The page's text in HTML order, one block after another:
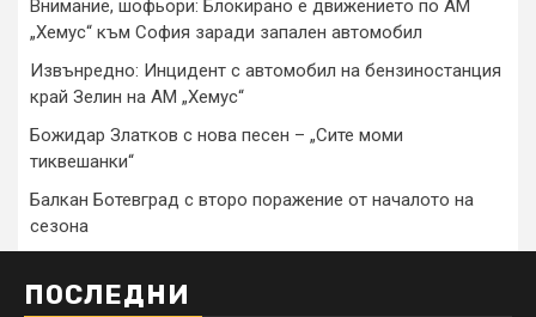
Внимание, шофьори: Блокирано е движението по АМ
„Хемус“ към София заради запален автомобил
Извънредно: Инцидент с автомобил на бензиностанция
край Зелин на АМ „Хемус“
Божидар Златков с нова песен – „Сите моми
тиквешанки“
Балкан Ботевград с второ поражение от началото на
сезона
ПОСЛЕДНИ